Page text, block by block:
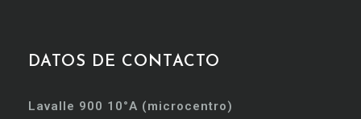
DATOS DE CONTACTO
Lavalle 900 10°A (microcentro)